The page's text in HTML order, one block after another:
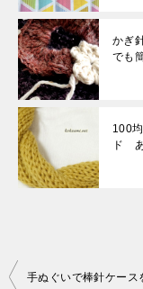
かぎ
でも
100
ド
投